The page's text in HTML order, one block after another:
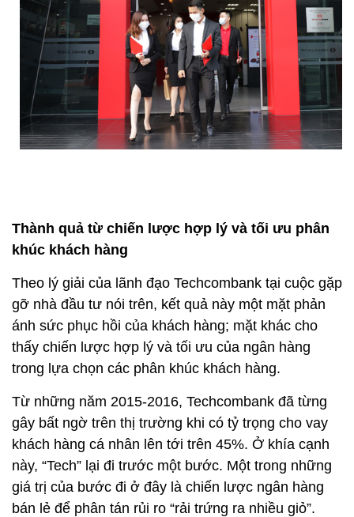
Thành quả từ chiến lược hợp lý và tối ưu phân
khúc khách hàng
Theo lý giải của lãnh đạo Techcombank tại cuộc gặp
gỡ nhà đầu tư nói trên, kết quả này một mặt phản
ánh sức phục hồi của khách hàng; mặt khác cho
thấy chiến lược hợp lý và tối ưu của ngân hàng
trong lựa chọn các phân khúc khách hàng.
Từ những năm 2015-2016, Techcombank đã từng
gây bất ngờ trên thị trường khi có tỷ trọng cho vay
khách hàng cá nhân lên tới trên 45%. Ở khía cạnh
này, “Tech” lại đi trước một bước. Một trong những
giá trị của bước đi ở đây là chiến lược ngân hàng
bán lẻ để phân tán rủi ro “rải trứng ra nhiều giỏ”.